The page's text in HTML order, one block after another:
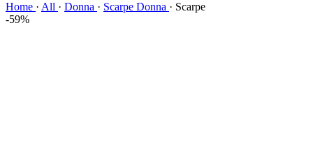
Home · All · Donna · Scarpe Donna · Scarpe
-59%